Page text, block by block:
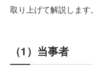
取り上げて解説します。
（1）当事者